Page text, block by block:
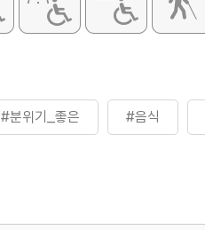
#분위기_좋은 #음식